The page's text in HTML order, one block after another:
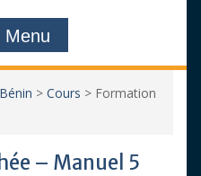
Menu
> Cours > Formation
– Manuel 5